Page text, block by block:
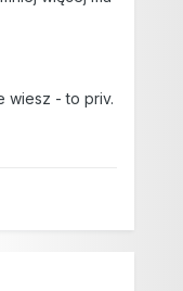
wiesz - to priv.